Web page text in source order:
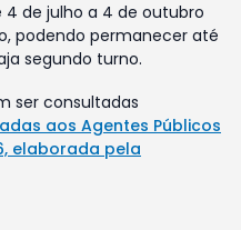
4 de julho a 4 de outubro
podendo permanecer até
segundo turno.
ser consultadas
aos Agentes Públicos
elaborada pela